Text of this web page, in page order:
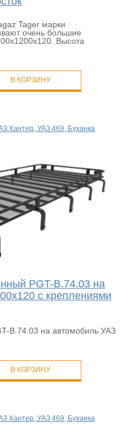
Tager марки
очень большие
Высота
В КОРЗИНУ
Хантер, УАЗ 469, Буханка
PGT-B.74.03 на
с креплениями
B.74.03 на автомобиль УАЗ
В КОРЗИНУ
Хантер, УАЗ 469, Буханка